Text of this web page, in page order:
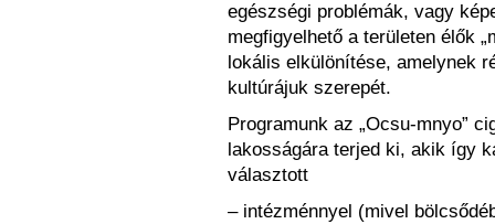
egészségi problémák, vagy
megfigyelhető a területen élők
lokális elkülönítése, amelynek
kultúrájuk szerepét.
Programunk az „Ocsu-mnyo”
lakosságára terjed ki, akik így
választott
– intézménnyel (mivel